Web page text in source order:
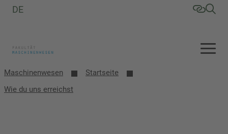
DE
Maschinenwesen
Startseite
Wie du uns erreichst